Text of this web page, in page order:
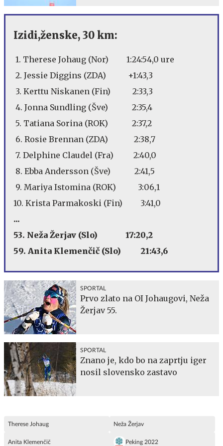
Izidi,ženske, 30 km:
1. Therese Johaug (Nor) 1:24:54,0 ure
2. Jessie Diggins (ZDA) +1:43,3
3. Kerttu Niskanen (Fin) 2:33,3
4. Jonna Sundling (Šve) 2:35,4
5. Tatiana Sorina (ROK) 2:37,2
6. Rosie Brennan (ZDA) 2:38,7
7. Delphine Claudel (Fra) 2:40,0
8. Ebba Andersson (Šve) 2:41,5
9. Mariya Istomina (ROK) 3:06,1
10. Krista Parmakoski (Fin) 3:41,0
...
53. Neža Žerjav (Slo) 17:20,2
59. Anita Klemenčič (Slo) 21:43,6
SPORTAL
Prvo zlato na OI Johaugovi, Neža
Žerjav 55.
SPORTAL
Znano je, kdo bo na zaprtju iger
nosil slovensko zastavo
Therese Johaug Neža Žerjav
Anita Klemenčič Peking 2022